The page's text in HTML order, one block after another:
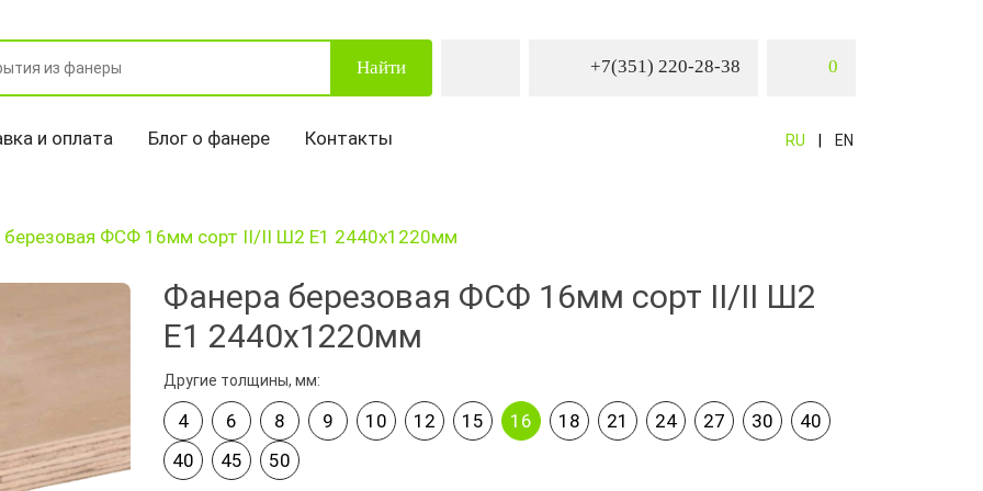
Найти +7(351) 220-28-38 0
и оплата Блог о фанере Контакты RU EN
березовая ФСФ 16мм сорт II/II Ш2 Е1 2440х1220мм
Фанера березовая ФСФ 16мм сорт II/II Ш2
Е1 2440х1220мм
Другие толщины, мм:
4 6 8 9 10 12 15 16 18 21 24 27 30
40
40
45 50